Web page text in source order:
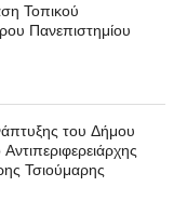
Τοπικού
Πανεπιστημίου
του Δήμου
Τσιούμαρης